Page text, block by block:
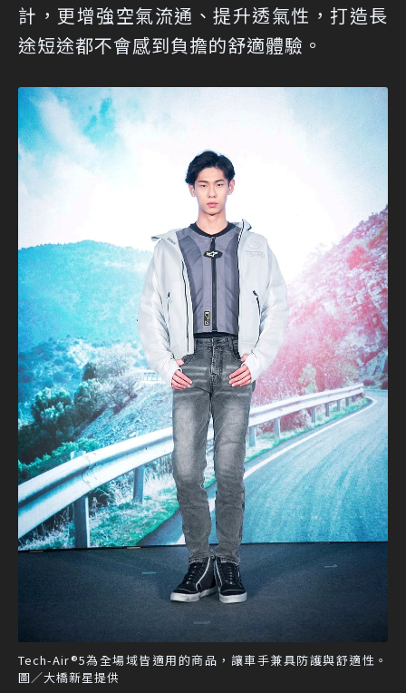
計，更增強空氣流通、提升透氣性，打造長
途短途都不會感到負擔的舒適體驗。
Tech-Air®5為全場域皆適用的商品，讓車手兼具防護與舒適性。
圖／大橋新星提供